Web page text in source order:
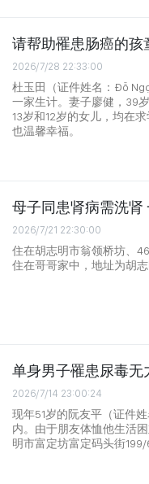
请帮助罹患肠癌的孩
2026/7/28 22:33:00
杜玉田（证件姓名：Đỗ
一家生计。妻子廖健，39
13岁和12岁的女儿，均在
也温馨幸福。
母子同患肾病需洗肾
2026/7/21 22:30:00
住在胡志明市翁领桥坊、
住在哥哥家中，地址为胡
单身男子罹患尿毒无
2026/7/14 23:00:24
现年51岁的阮友平（证件
内。由于朋友体恤他生活
明市富定坊富定码头街199/